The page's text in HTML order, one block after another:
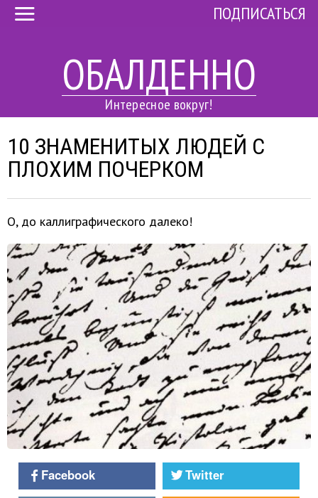
ОБАЛДЕННО
Интересное вокруг!
ПОДПИСАТЬСЯ
10 ЗНАМЕНИТЫХ ЛЮДЕЙ С
ПЛОХИМ ПОЧЕРКОМ
О, до каллиграфического далеко!
Facebook
Twitter